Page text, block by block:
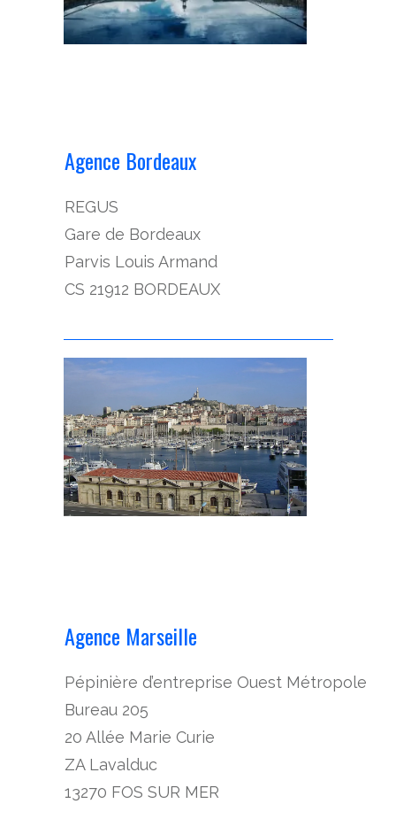
Agence Bordeaux
REGUS
Gare de Bordeaux
Parvis Louis Armand
CS 21912 BORDEAUX
Agence Marseille
Pépinière d’entreprise Ouest Métropole
Bureau 205
20 Allée Marie Curie
ZA Lavalduc
13270 FOS SUR MER